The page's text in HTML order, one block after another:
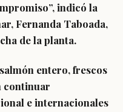
indicó la
Fernanda Taboada,
de la planta.
entero, frescos
continuar
e internacionales